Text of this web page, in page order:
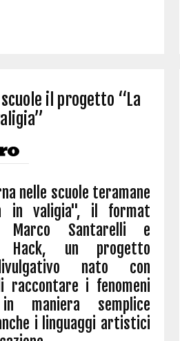
il progetto “La
nelle scuole teramane
in valigia", il format
Marco Santarelli e
Hack, un progetto
nato con
raccontare i fenomeni
maniera semplice
i linguaggi artistici